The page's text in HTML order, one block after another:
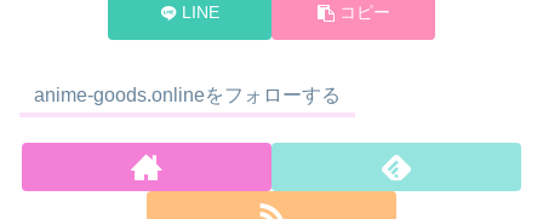
LINE コピー
anime-goods.onlineをフォローする